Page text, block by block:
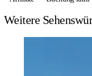
Weitere